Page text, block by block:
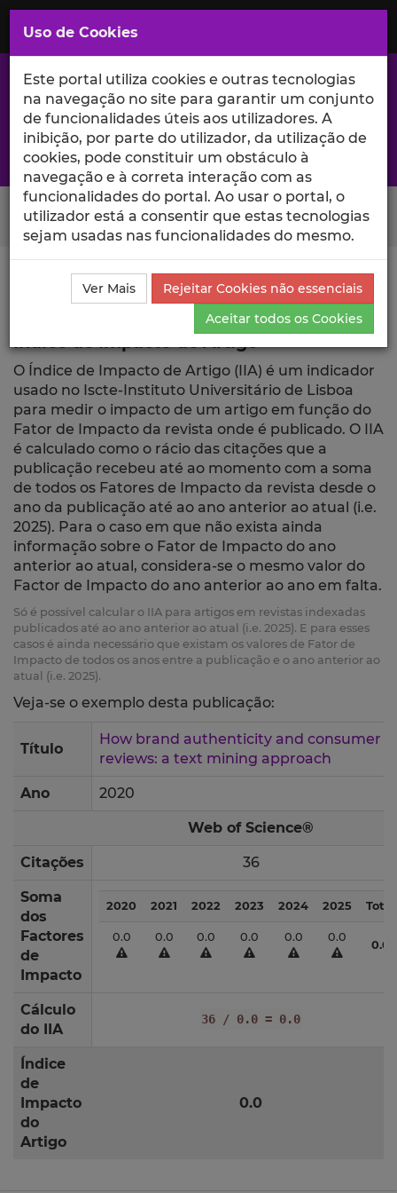
Saltar
para
Conteúdo
Principal
A excelência da investigação e ciência no Iscte
Search Button
Ciência_Iscte Publicações
Índice de Impacto de
O Índice de Impacto de Artigo (IIA) é um indicador
usado no Iscte-Instituto Universitário de Lisboa
para medir o impacto de um artigo em função do
Fator de Impacto da revista onde é publicado. O IIA
é calculado como o rácio das citações que a
publicação recebeu até ao momento com a soma
de todos os Fatores de Impacto da revista desde o
ano da publicação até ao ano anterior ao atual (i.e.
2025). Para o caso em que não exista ainda
informação sobre o Fator de Impacto do ano
anterior ao atual, considera-se o mesmo valor do
Factor de Impacto do ano anterior ao ano em falta.
Só é possível calcular o IIA para artigos em revistas indexadas
publicados até ao ano anterior ao atual (i.e. 2025). E para esses
casos é ainda necessário que existam os valores de Fator de
Impacto de todos os anos entre a publicação e o ano anterior ao
atual (i.e. 2025).
Veja-se o exemplo desta publicação:
Título
How brand authenticity and consumer
reviews: a text mining approach
Ano 2020
Web of Science®
Citações 36
Soma
dos
Factores
de
Impacto
2020 2021 2022 2023 2024 2025 Total
0.0 0.0 0.0 0.0 0.0 0.0
0.0
Cálculo
do IIA
36 / 0.0 = 0.0
Índice
de
Impacto
do
Artigo
0.0
Uso de Cookies
Este portal utiliza cookies e outras tecnologias
na navegação no site para garantir um conjunto
de funcionalidades úteis aos utilizadores. A
inibição, por parte do utilizador, da utilização de
cookies, pode constituir um obstáculo à
navegação e à correta interação com as
funcionalidades do portal. Ao usar o portal, o
utilizador está a consentir que estas tecnologias
sejam usadas nas funcionalidades do mesmo.
Ver Mais
Rejeitar Cookies não essenciais
Aceitar todos os Cookies